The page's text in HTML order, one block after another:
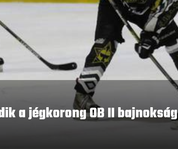
a jégkorong OB II bajnokság